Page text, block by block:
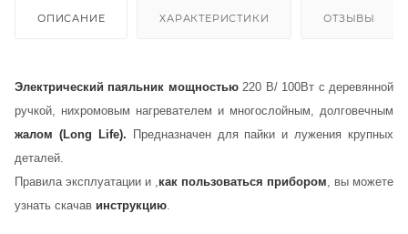
ОПИСАНИЕ ХАРАКТЕРИСТИКИ ОТЗЫВЫ
Электрический паяльник мощностью220 В/ 100Вт с деревянной
ручкой, нихромовым нагревателем и многослойным, долговечным
жалом (Long Life). Предназначен для пайки и лужения крупных
деталей.
Правила эксплуатации и ,как пользоваться прибором, вы можете
узнать скачав инструкцию.